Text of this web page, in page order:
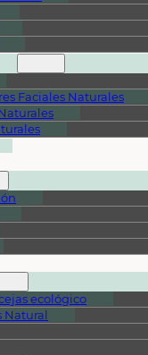
Faciales Naturales
ecológico
Natural